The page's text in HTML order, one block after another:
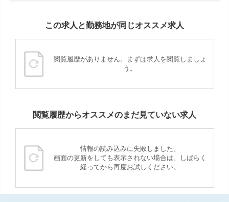
この求人と勤務地が同じオススメ求人
閲覧履歴がありません。まずは求人を閲覧しましょ
う。
閲覧履歴からオススメのまだ見ていない求人
情報の読み込みに失敗しました。
画面の更新をしても表示されない場合は、しばらく
経ってから再度お試しください。